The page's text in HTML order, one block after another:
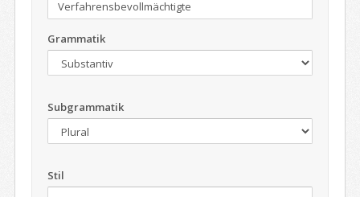
Grammatik
Subgrammatik
Stil